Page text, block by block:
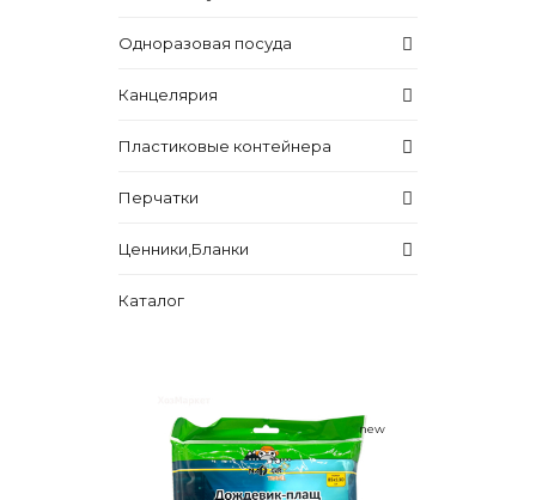
Одноразовая посуда
Канцелярия
Пластиковые контейнера
Перчатки
Ценники,Бланки
Каталог
new